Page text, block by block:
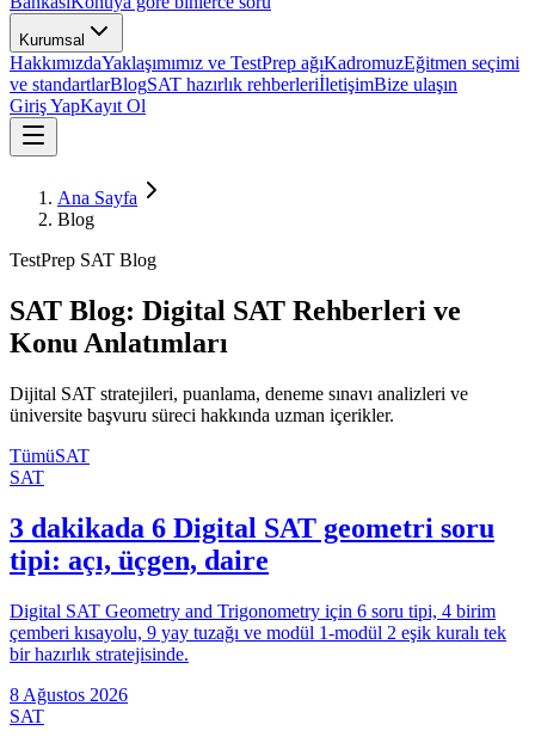
Kurumsal
HakkımızdaYaklaşımımız ve TestPrep ağıKadromuzEğitmen seçimi
ve standartlarBlogSAT hazırlık rehberleriİletişimBize ulaşın
Giriş YapKayıt Ol
Ana Sayfa
Blog
TestPrep SAT Blog
SAT Blog: Digital SAT Rehberleri ve
Konu Anlatımları
Dijital SAT stratejileri, puanlama, deneme sınavı analizleri ve
üniversite başvuru süreci hakkında uzman içerikler.
TümüSAT
SAT
3 dakikada 6 Digital SAT geometri soru
tipi: açı, üçgen, daire
Digital SAT Geometry and Trigonometry için 6 soru tipi, 4 birim
çemberi kısayolu, 9 yay tuzağı ve modül 1-modül 2 eşik kuralı tek
bir hazırlık stratejisinde.
8 Ağustos 2026
SAT